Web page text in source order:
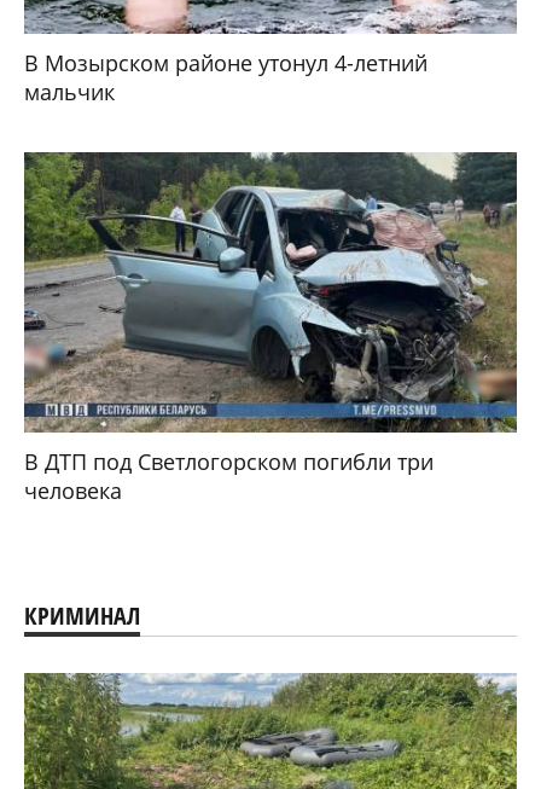
В Мозырском районе утонул 4-летний
мальчик
В ДТП под Светлогорском погибли три
человека
КРИМИНАЛ